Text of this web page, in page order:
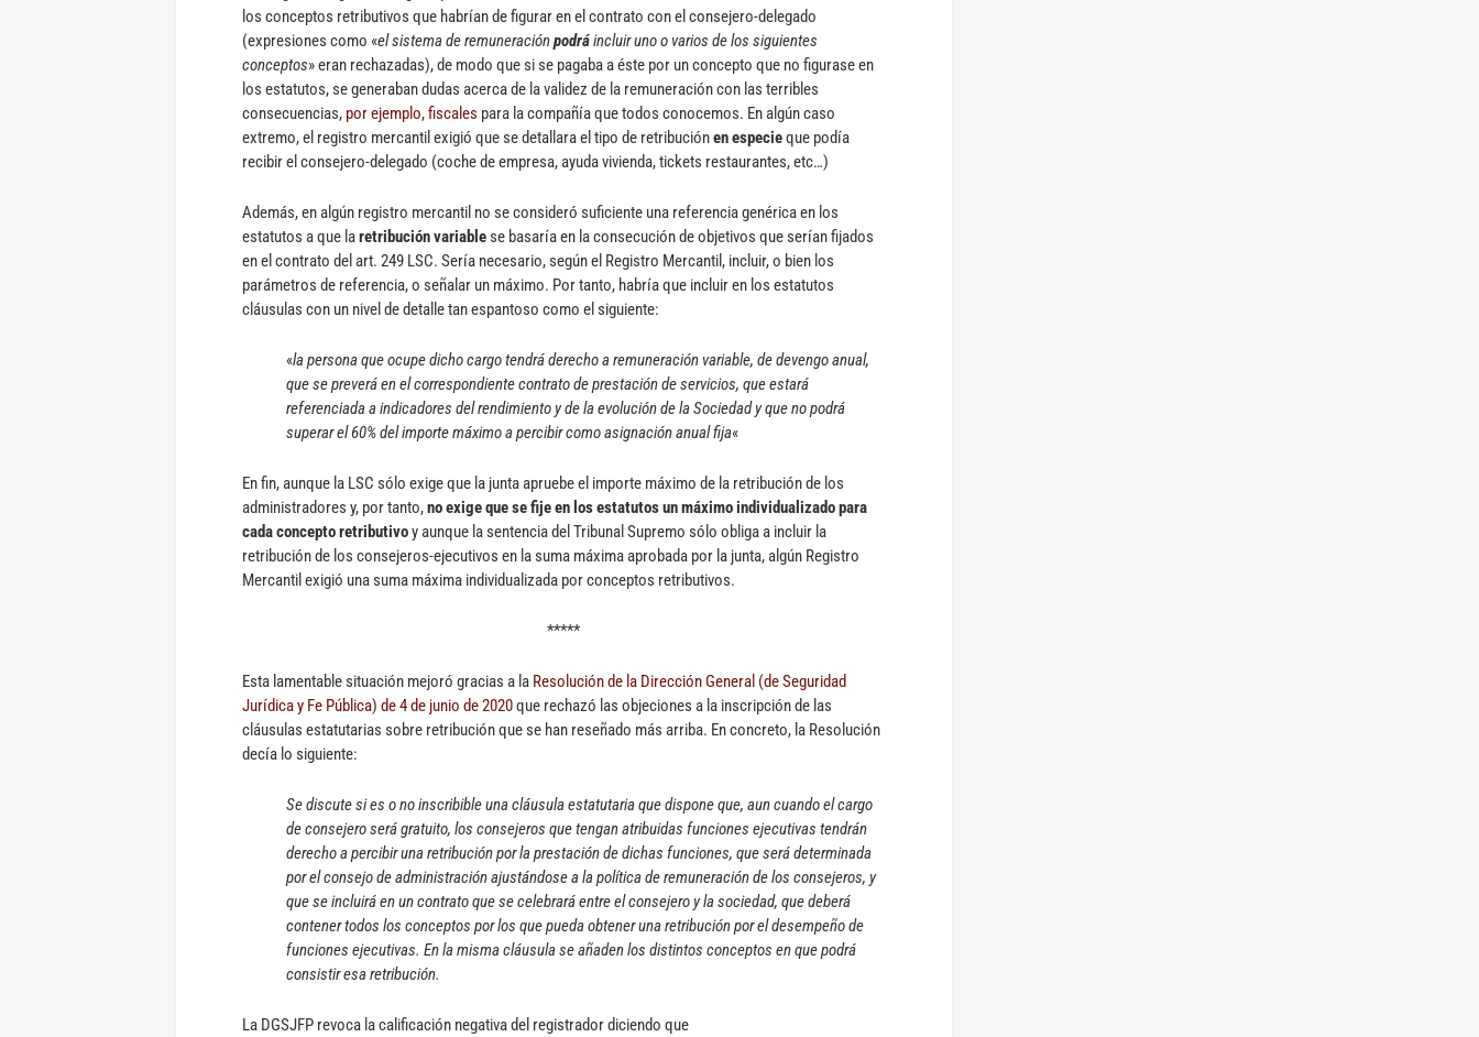
los conceptos retributivos que habrían de figurar en el contrato con el consejero-delegado
(expresiones como «el sistema de remuneraciónpodráincluir uno o varios de los siguientes
conceptos» eran rechazadas), de modo que si se pagaba a éste por un concepto que no figurase en
los estatutos, se generaban dudas acerca de la validez de la remuneración con las terribles
consecuencias, por ejemplo, fiscales para la compañía que todos conocemos. En algún caso
extremo, el registro mercantil exigió que se detallara el tipo de retribuciónen especieque podía
recibir el consejero-delegado (coche de empresa, ayuda vivienda, tickets restaurantes, etc…)
Además, en algún registro mercantil no se consideró suficiente una referencia genérica en los
estatutos a que laretribución variablese basaría en la consecución de objetivos que serían fijados
en el contrato del art. 249 LSC. Sería necesario, según el Registro Mercantil, incluir, o bien los
parámetros de referencia, o señalar un máximo. Por tanto, habría que incluir en los estatutos
cláusulas con un nivel de detalle tan espantoso como el siguiente:
«la persona que ocupe dicho cargo tendrá derecho a remuneración variable, de devengo anual,
que se preverá en el correspondiente contrato de prestación de servicios, que estará
referenciada a indicadores del rendimiento y de la evolución de la Sociedad y que no podrá
superar el 60% del importe máximo a percibir como asignación anual fija«
En fin, aunque la LSC sólo exige que la junta apruebe el importe máximo de la retribución de los
administradores y, por tanto,no exige que se fije en los estatutos un máximo individualizado para
cada concepto retributivoy aunque la sentencia del Tribunal Supremo sólo obliga a incluir la
retribución de los consejeros-ejecutivos en la suma máxima aprobada por la junta, algún Registro
Mercantil exigió una suma máxima individualizada por conceptos retributivos.
*****
Esta lamentable situación mejoró gracias a la Resolución de la Dirección General (de Seguridad
Jurídica y Fe Pública) de 4 de junio de 2020que rechazó las objeciones a la inscripción de las
cláusulas estatutarias sobre retribución que se han reseñado más arriba. En concreto, la Resolución
decía lo siguiente:
Se discute si es o no inscribible una cláusula estatutaria que dispone que, aun cuando el cargo
de consejero será gratuito, los consejeros que tengan atribuidas funciones ejecutivas tendrán
derecho a percibir una retribución por la prestación de dichas funciones, que será determinada
por el consejo de administración ajustándose a la política de remuneración de los consejeros, y
que se incluirá en un contrato que se celebrará entre el consejero y la sociedad, que deberá
contener todos los conceptos por los que pueda obtener una retribución por el desempeño de
funciones ejecutivas. En la misma cláusula se añaden los distintos conceptos en que podrá
consistir esa retribución.
La DGSJFP revoca la calificación negativa del registrador diciendo que